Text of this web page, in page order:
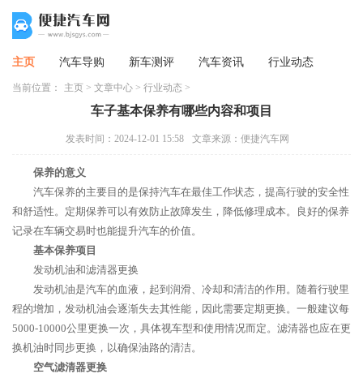
主页 汽车导购 新车测评 汽车资讯 行业动态
当前位置： 主页 > 文章中心 > 行业动态 >
车子基本保养有哪些内容和项目
发表时间：2024-12-01 15:58 文章来源：便捷汽车网
保养的意义
汽车保养的主要目的是保持汽车在最佳工作状态，提高行驶的安全性
和舒适性。定期保养可以有效防止故障发生，降低修理成本。良好的保养
记录在车辆交易时也能提升汽车的价值。
基本保养项目
发动机油和滤清器更换
发动机油是汽车的血液，起到润滑、冷却和清洁的作用。随着行驶里
程的增加，发动机油会逐渐失去其性能，因此需要定期更换。一般建议每
5000-10000公里更换一次，具体视车型和使用情况而定。滤清器也应在更
换机油时同步更换，以确保油路的清洁。
空气滤清器更换